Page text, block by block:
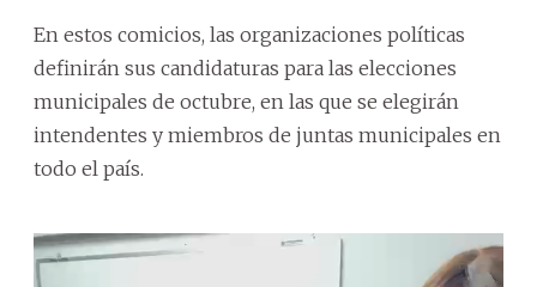
En estos comicios, las organizaciones políticas
definirán sus candidaturas para las elecciones
municipales de octubre, en las que se elegirán
intendentes y miembros de juntas municipales en
todo el país.